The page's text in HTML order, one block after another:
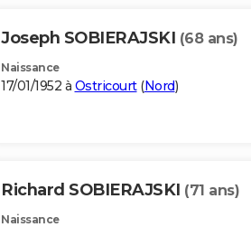
Joseph SOBIERAJSKI (68 ans)
Naissance
17/01/1952 à Ostricourt(Nord)
Richard SOBIERAJSKI (71 ans)
Naissance